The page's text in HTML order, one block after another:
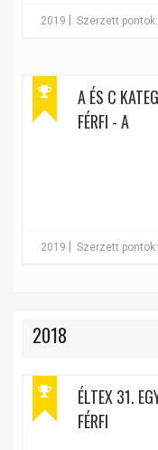
2019 Szerzett
A ÉS C
FÉRFI - A
2019 Szerzett
2018
ÉLTEX 31.
FÉRFI